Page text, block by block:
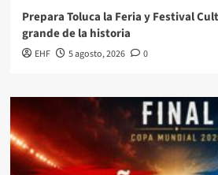
Prepara Toluca la Feria y Festival
grande de la historia
EHF 5 agosto, 2026 0